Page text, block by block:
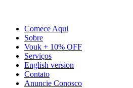
Comece Aqui
Sobre
Vouk + 10% OFF
Serviços
English version
Contato
Anuncie Conosco